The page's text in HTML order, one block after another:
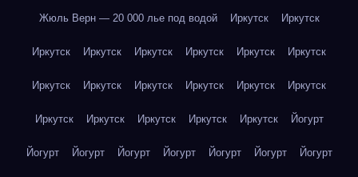
Жюль Верн — 20 000 лье под водой Иркутск Иркутск
Иркутск Иркутск Иркутск Иркутск Иркутск Иркутск
Иркутск Иркутск Иркутск Иркутск Иркутск Иркутск
Иркутск Иркутск Иркутск Иркутск Иркутск Йогурт
Йогурт Йогурт Йогурт Йогурт Йогурт Йогурт Йогурт